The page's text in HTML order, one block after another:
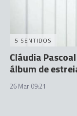
5 SENTIDOS
Cláudia
álbum de
26 Mar 09:21